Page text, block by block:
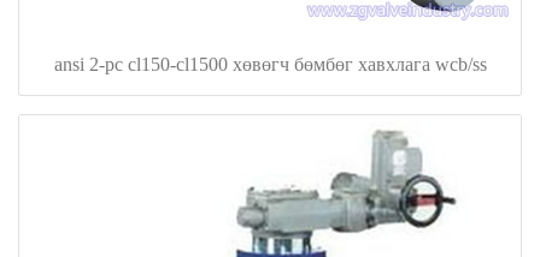
ansi 2-pc cl150-cl1500 хөвөгч бөмбөг хавхлага wcb/ss